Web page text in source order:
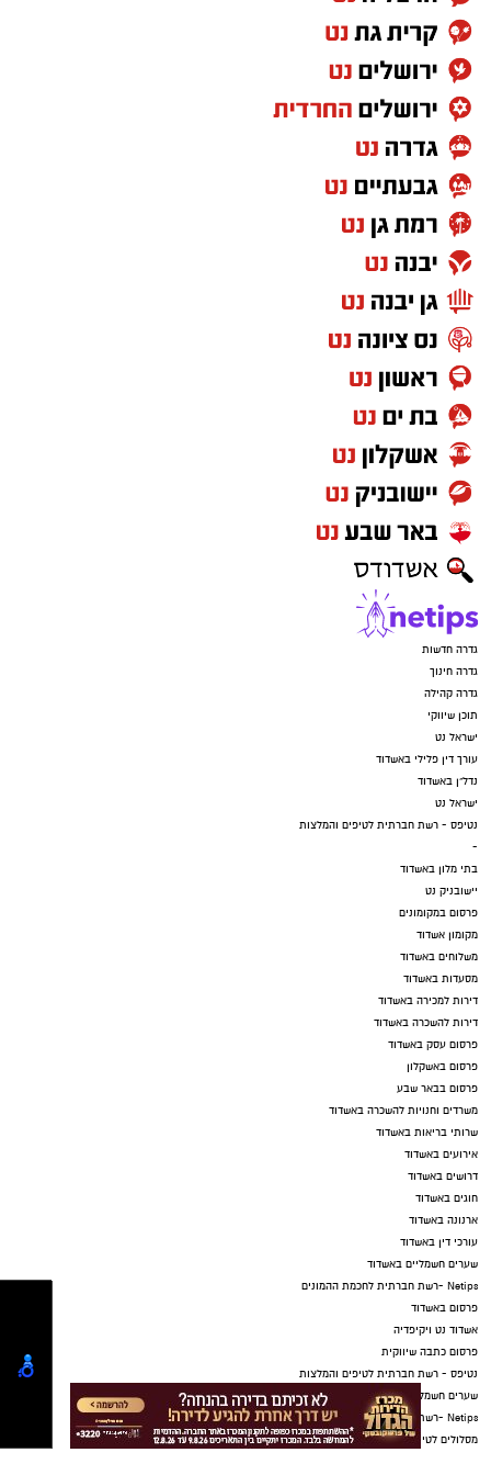
במוזיאון מציינים כי הם מחפשים מועמד או מועמדת
בעלי "ראש מלא ברעיונות", שיצטרפו להובלת
הפעילות החינוכית והקהילתית של אחד ממוסדות
התרבות הבולטים בעיר.
לפרטים המלאים ולהגשת מועמדות ניתן להיכנס
לעמוד הדרושים של החברה העירונית:
להגשת מועמדות לחצו כאן
יש לכם מידע חשוב שטרם נחשף? צילומים מאירוע
חדשותי? מצאתם טעות בכתבה? נשמח שתשתפו
אותנו
גדרה חדשות
גדרה חינוך
גדרה קהילה
תוכן שיווקי
ישראל נט
עורך דין פלילי באשדוד
נדל"ן באשדוד
ישראל נט
נטיפס - רשת חברתית לטיפים והמלצות
-
בתי מלון באשדוד
יישובניק נט
פרסום במקומונים
מקומון אשדוד
משלוחים באשדוד
מסעדות באשדוד
דירות למכירה באשדוד
דירות להשכרה באשדוד
פרסום עסק באשדוד
פרסום באשקלון
פרסום בבאר שבע
משרדים וחנויות להשכרה באשדוד
שרותי בריאות באשדוד
אירועים באשדוד
דרושים באשדוד
חוגים באשדוד
ארנונה באשדוד
עורכי דין באשדוד
שערים חשמליים באשדוד
Netips -רשת חברתית לחכמת ההמונים
פרסום באשדוד
אשדוד נט ויקיפדיה
פרסום כתבה שיווקית
נטיפס - רשת חברתית לטיפים והמלצות
שערים חשמליים בבאר שבע
Netips -רשת חברתית לחכמת ההמונים
מסלולים לטיולים